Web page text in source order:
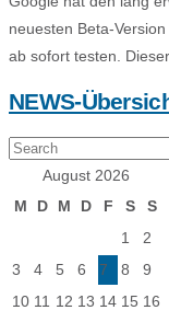
neuesten Beta-
ab sofort testen.
NEWS-
August 2026
M
D M D F S
S
1
2
3
4 5 6 7 8
9
10 11 12 13 14 15 16